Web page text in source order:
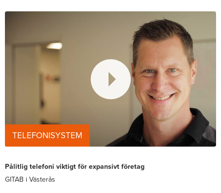
TELEFONISYSTEM
Pålitlig telefoni viktigt för expansivt företag
GITAB i Västerås